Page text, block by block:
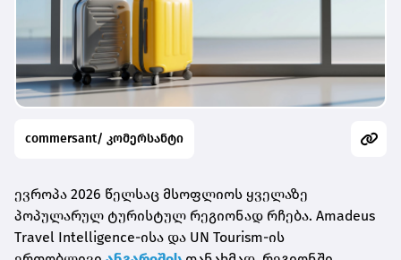
commersant/ კომერსანტი
ევროპა 2026 წელსაც მსოფლიოს ყველაზე
პოპულარულ ტურისტულ რეგიონად რჩება. Amadeus
Travel Intelligence-ისა და UN Tourism-ის